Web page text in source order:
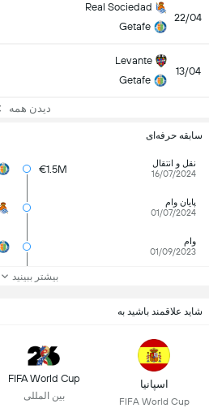
22/04
Real Sociedad
Getafe
13/04
Levante
Getafe
دیدن همه
سابقه حرفه‌ای
نقل و انتقال
16/07/2024
€1.5M
پایان وام
01/07/2024
وام
01/09/2023
بیشتر ببینید
شاید علاقمند باشید به
اسپانیا
FIFA World Cup
FIFA World Cup
بین المللی